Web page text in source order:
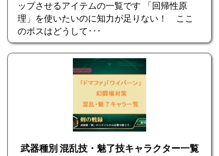
ップさせるアイテムの一覧です 「回帰性原
理」を使いたいのに知力が足りない！ ここ
のボスはどうして･･･
武器種別 混乱技・魅了技キャラクター一覧